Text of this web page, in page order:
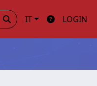
IT LOGIN